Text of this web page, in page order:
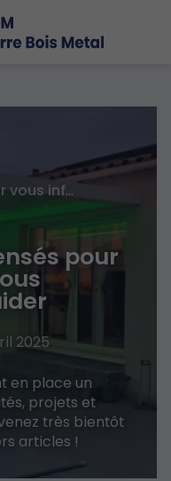
Des contenus pensés pour vous informer, vous inspirer, vous guider
pour
2025
en place un
projets et
très bientôt
articles !